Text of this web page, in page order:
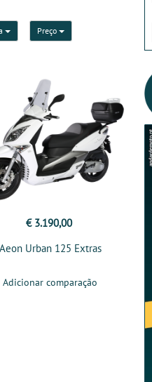
Preço
€ 3.190,00
Aeon Urban 125 Extras
Adicionar comparação